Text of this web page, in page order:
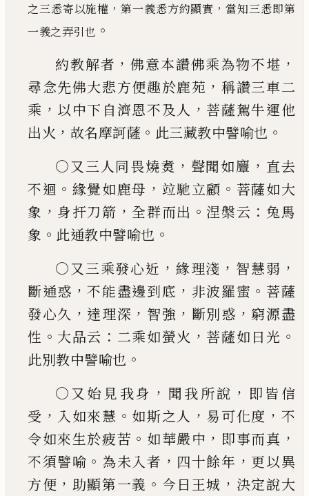
之三悉寄以施權 ，第一義悉方約顯實 ，當知三悉即第
一義之弄引也 。
約教解者 ，佛意本讚佛乘為物不堪 ，
尋念先佛大悲方便趣於鹿苑 ，稱讚三車二
乘 ， 以中下自濟恩不及人 ， 菩薩駕牛運他
出火 ， 故名摩訶薩 。 此三藏教中譬喻也 。
○又三人同畏燒煑 ， 聲聞如麞 ， 直去
不迴 。 緣覺如鹿母 ， 竝馳立顧 。 菩薩如大
象 ， 身扞刀箭 ，全群而出 。涅槃云 ： 兔馬
象 。 此通教中譬喻也 。
○又三乘發心近 ， 緣理淺 ， 智慧弱 ，
斷通惑 ，不能盡邊到底 ， 非波羅蜜 。 菩薩
發心久 ， 達理深 ， 智強 ， 斷別惑 ， 窮源盡
性 。 大品云 ： 二乘如螢火 ， 菩薩如日光 。
此別教中譬喻也 。
○又始見我身 ， 聞我所說 ， 即皆信
受 ， 入如來慧 。 如斯之人 ， 易可化度 ， 不
令如來生於疲苦 。 如華嚴中 ， 即事而真 ，
不須譬喻 。 為未入者 ， 四十餘年 ， 更以異
方便 ， 助顯第一義 。 今日王城 ， 決定說大